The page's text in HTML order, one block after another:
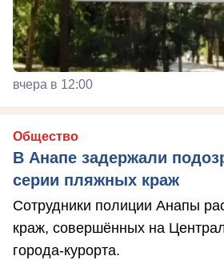
вчера в 12:00
Общество
В Анапе задержали
серии пляжных краж
Сотрудники полиции Анапы
краж, совершённых на
города-курорта.